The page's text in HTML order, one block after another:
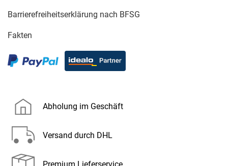
Barrierefreiheitserklärung nach BFSG
Fakten
Abholung im Geschäft
Versand durch DHL